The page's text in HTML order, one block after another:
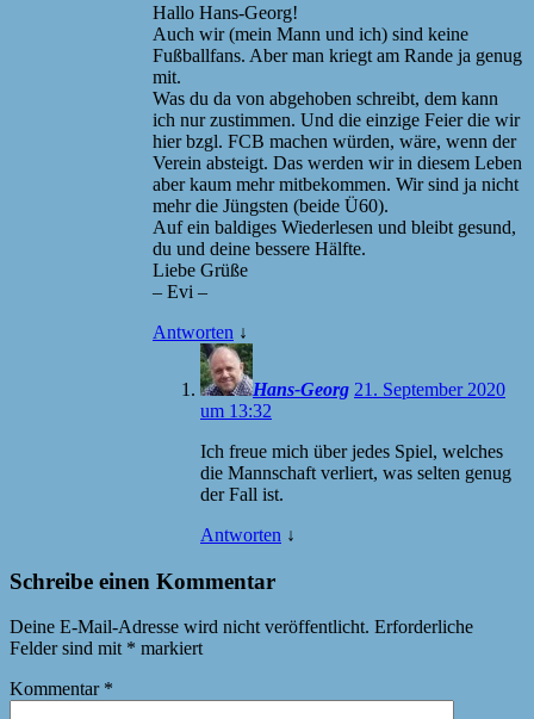
Hallo Hans-Georg!
Auch wir (mein Mann und ich) sind keine
Fußballfans. Aber man kriegt am Rande ja genug
mit.
Was du da von abgehoben schreibt, dem kann
ich nur zustimmen. Und die einzige Feier die wir
hier bzgl. FCB machen würden, wäre, wenn der
Verein absteigt. Das werden wir in diesem Leben
aber kaum mehr mitbekommen. Wir sind ja nicht
mehr die Jüngsten (beide Ü60).
Auf ein baldiges Wiederlesen und bleibt gesund,
du und deine bessere Hälfte.
Liebe Grüße
– Evi –
Antworten ↓
Hans-Georg 21. September 2020
um 13:32
Ich freue mich über jedes Spiel, welches
die Mannschaft verliert, was selten genug
der Fall ist.
Antworten ↓
Schreibe einen Kommentar
Deine E-Mail-Adresse wird nicht veröffentlicht. Erforderliche
Felder sind mit * markiert
Kommentar *